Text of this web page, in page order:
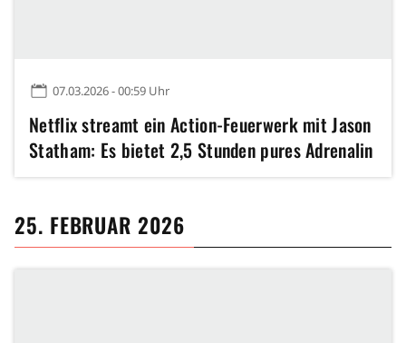
07.03.2026 - 00:59 Uhr
Netflix streamt ein Action-Feuerwerk mit Jason
Statham: Es bietet 2,5 Stunden pures Adrenalin
25. FEBRUAR 2026